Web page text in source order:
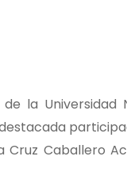
la
Cruz Caballero